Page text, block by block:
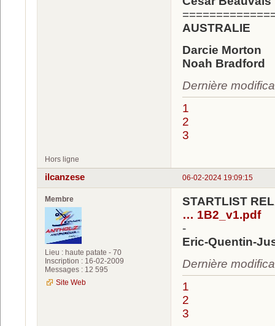
AUSTRALIE
Darcie Morton
Noah Bradford
Dernière
1
2
3
Hors ligne
06-02-2024 19:09:15
ilcanzese
Membre
Lieu : haute patate - 70
Inscription : 16-02-2009
Messages : 12 595
Site Web
STARTLIST
… 1B2_v1.pdf
-
Eric-Quentin-
Dernière
1
2
3